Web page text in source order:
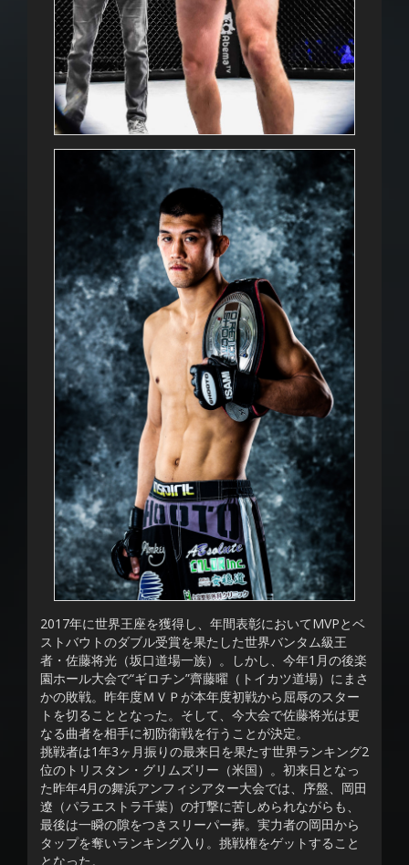
2017年に世界王座を獲得し、年間表彰においてMVPとベ
ストバウトのダブル受賞を果たした世界バンタム級王
者・佐藤将光（坂口道場一族）。しかし、今年1月の後楽
園ホール大会で“ギロチン”齊藤曜（トイカツ道場）にまさ
かの敗戦。昨年度ＭＶＰが本年度初戦から屈辱のスター
トを切ることとなった。そして、今大会で佐藤将光は更
なる曲者を相手に初防衛戦を行うことが決定。
挑戦者は1年3ヶ月振りの最来日を果たす世界ランキング2
位のトリスタン・グリムズリー（米国）。初来日となっ
た昨年4月の舞浜アンフィシアター大会では、序盤、岡田
遼（パラエストラ千葉）の打撃に苦しめられながらも、
最後は一瞬の隙をつきスリーパー葬。実力者の岡田から
タップを奪いランキング入り。挑戦権をゲットすること
となった。